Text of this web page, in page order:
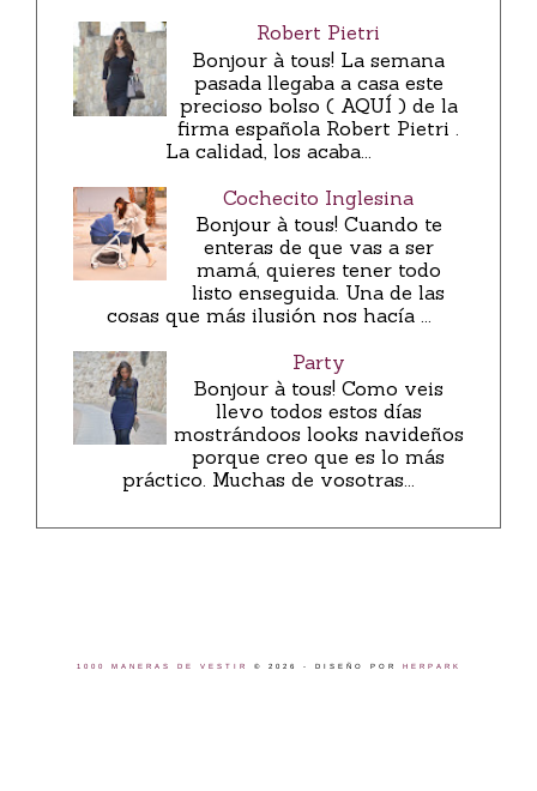
Robert Pietri
Bonjour à tous! La semana
pasada llegaba a casa este
precioso bolso ( AQUÍ ) de la
firma española Robert Pietri .
La calidad, los acaba...
Cochecito Inglesina
Bonjour à tous! Cuando te
enteras de que vas a ser
mamá, quieres tener todo
listo enseguida. Una de las
cosas que más ilusión nos hacía ...
Party
Bonjour à tous! Como veis
llevo todos estos días
mostrándoos looks navideños
porque creo que es lo más
práctico. Muchas de vosotras...
1000 MANERAS DE VESTIR © 2026 - DISEÑO POR HERPARK